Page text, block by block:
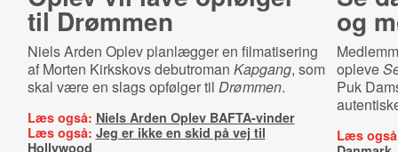
til Drømmen
Niels Arden Oplev planlægger en filmatisering
af Morten Kirkskovs debutroman Kapgang, som
skal være en slags opfølger til Drømmen.
Læs også: Niels Arden Oplev BAFTA-vinder
Læs også: Jeg er ikke en skid på vej til
Hollywood
og
opleve
Puk
Læs